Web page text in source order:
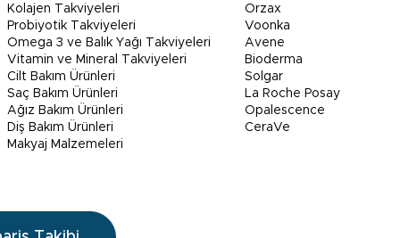
Kolajen Takviyeleri
Probiyotik Takviyeleri
Omega 3 ve Balık Yağı Takviyeleri
Vitamin ve Mineral Takviyeleri
Cilt Bakım Ürünleri
Saç Bakım Ürünleri
Ağız Bakım Ürünleri
Diş Bakım Ürünleri
Makyaj Malzemeleri
Orzax
Voonka
Avene
Bioderma
Solgar
La Roche Posay
Opalescence
CeraVe